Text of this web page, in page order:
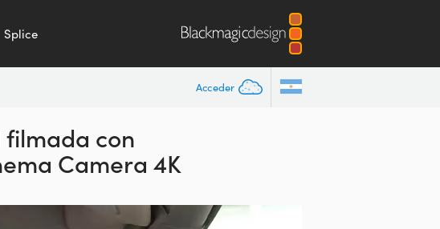
Splice
Acceder
filmada con
Camera 4K